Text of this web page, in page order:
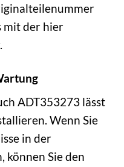
mit der hier
ADT353273 lässt
Wenn Sie
in der
können Sie den